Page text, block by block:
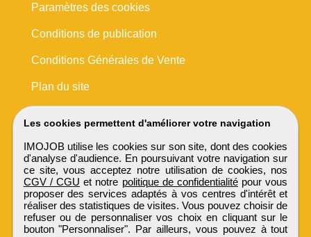
Les cookies permettent d'améliorer votre navigation
IMOJOB utilise les cookies sur son site, dont des cookies
d'analyse d'audience. En poursuivant votre navigation sur
ce site, vous acceptez notre utilisation de cookies, nos
CGV / CGU et notre politique de confidentialité pour vous
proposer des services adaptés à vos centres d'intérêt et
réaliser des statistiques de visites. Vous pouvez choisir de
refuser ou de personnaliser vos choix en cliquant sur le
bouton "Personnaliser". Par ailleurs, vous pouvez à tout
Paramètres des cookies
Conditions de publication
Conditions Générales de Vente
Plan du site